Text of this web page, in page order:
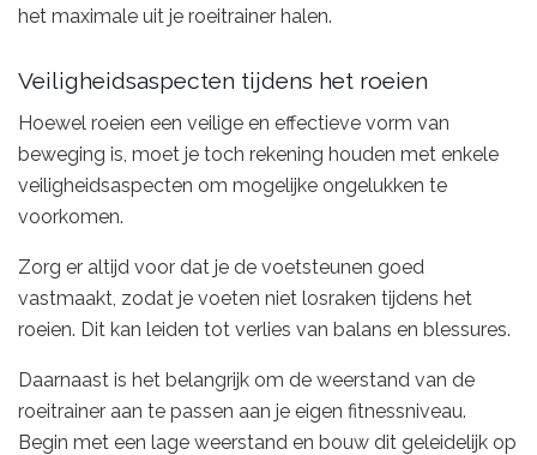
het maximale uit je roeitrainer halen.
Veiligheidsaspecten tijdens het roeien
Hoewel roeien een veilige en effectieve vorm van
beweging is, moet je toch rekening houden met enkele
veiligheidsaspecten om mogelijke ongelukken te
voorkomen.
Zorg er altijd voor dat je de voetsteunen goed
vastmaakt, zodat je voeten niet losraken tijdens het
roeien. Dit kan leiden tot verlies van balans en blessures.
Daarnaast is het belangrijk om de weerstand van de
roeitrainer aan te passen aan je eigen fitnessniveau.
Begin met een lage weerstand en bouw dit geleidelijk op